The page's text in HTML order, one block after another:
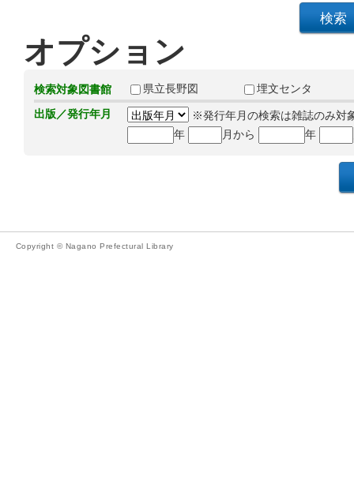
オプション
検索対象図書館 県立長野図
埋文センタ
出版／発行年月
※発行年月の検索は雑誌のみ対
年
月から 年
Copyright © Nagano Prefectural Library